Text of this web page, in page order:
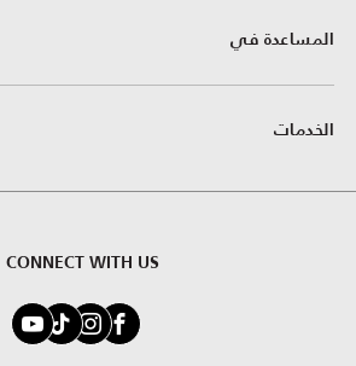
المساعدة في
الخدمات
CONNECT WITH US